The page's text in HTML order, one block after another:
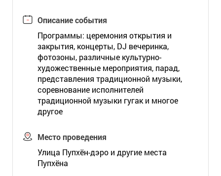
Описание события
Программы: церемония открытия и
закрытия, концерты, DJ вечеринка,
фотозоны, различные культурно-
художественные мероприятия, парад,
представления традиционной музыки,
соревнование исполнителей
традиционной музыки гугак и многое
другое
Место проведения
Улица Пупхён-дэро и другие места
Пупхёна